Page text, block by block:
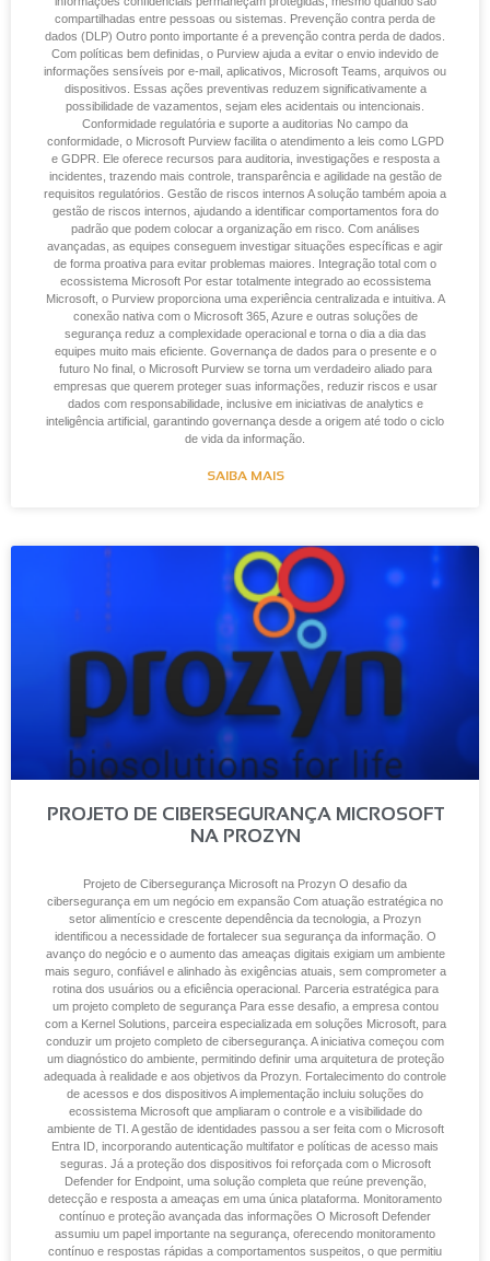
compartilhadas entre pessoas ou sistemas. Prevenção contra perda de
dados (DLP) Outro ponto importante é a prevenção contra perda de dados.
Com políticas bem definidas, o Purview ajuda a evitar o envio indevido de
informações sensíveis por e‑mail, aplicativos, Microsoft Teams, arquivos ou
dispositivos. Essas ações preventivas reduzem significativamente a
possibilidade de vazamentos, sejam eles acidentais ou intencionais.
Conformidade regulatória e suporte a auditorias No campo da
conformidade, o Microsoft Purview facilita o atendimento a leis como LGPD
e GDPR. Ele oferece recursos para auditoria, investigações e resposta a
incidentes, trazendo mais controle, transparência e agilidade na gestão de
requisitos regulatórios. Gestão de riscos internos A solução também apoia a
gestão de riscos internos, ajudando a identificar comportamentos fora do
padrão que podem colocar a organização em risco. Com análises
avançadas, as equipes conseguem investigar situações específicas e agir
de forma proativa para evitar problemas maiores. Integração total com o
ecossistema Microsoft Por estar totalmente integrado ao ecossistema
Microsoft, o Purview proporciona uma experiência centralizada e intuitiva. A
conexão nativa com o Microsoft 365, Azure e outras soluções de
segurança reduz a complexidade operacional e torna o dia a dia das
equipes muito mais eficiente. Governança de dados para o presente e o
futuro No final, o Microsoft Purview se torna um verdadeiro aliado para
empresas que querem proteger suas informações, reduzir riscos e usar
dados com responsabilidade, inclusive em iniciativas de analytics e
inteligência artificial, garantindo governança desde a origem até todo o ciclo
de vida da informação.
SAIBA MAIS
PROJETO DE CIBERSEGURANÇA MICROSOFT
NA PROZYN
Projeto de Cibersegurança Microsoft na Prozyn O desafio da
cibersegurança em um negócio em expansão Com atuação estratégica no
setor alimentício e crescente dependência da tecnologia, a Prozyn
identificou a necessidade de fortalecer sua segurança da informação. O
avanço do negócio e o aumento das ameaças digitais exigiam um ambiente
mais seguro, confiável e alinhado às exigências atuais, sem comprometer a
rotina dos usuários ou a eficiência operacional. Parceria estratégica para
um projeto completo de segurança Para esse desafio, a empresa contou
com a Kernel Solutions, parceira especializada em soluções Microsoft, para
conduzir um projeto completo de cibersegurança. A iniciativa começou com
um diagnóstico do ambiente, permitindo definir uma arquitetura de proteção
adequada à realidade e aos objetivos da Prozyn. Fortalecimento do controle
de acessos e dos dispositivos A implementação incluiu soluções do
ecossistema Microsoft que ampliaram o controle e a visibilidade do
ambiente de TI. A gestão de identidades passou a ser feita com o Microsoft
Entra ID, incorporando autenticação multifator e políticas de acesso mais
seguras. Já a proteção dos dispositivos foi reforçada com o Microsoft
Defender for Endpoint, uma solução completa que reúne prevenção,
detecção e resposta a ameaças em uma única plataforma. Monitoramento
contínuo e proteção avançada das informações O Microsoft Defender
assumiu um papel importante na segurança, oferecendo monitoramento
contínuo e respostas rápidas a comportamentos suspeitos, o que permitiu